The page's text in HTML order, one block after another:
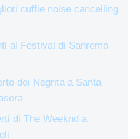
cuffie noise cancelling
al Festival di Sanremo
dei Negrita a Santa
di The Weeknd a